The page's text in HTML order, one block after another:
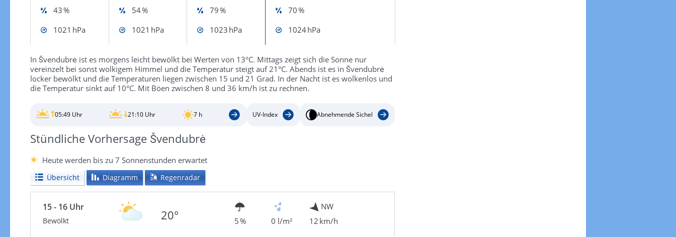
43 % 54 % 79 %
70 %
1021 hPa
1021 hPa 1023 hPa 1024 hPa
In Švendubrė ist es morgens leicht bewölkt bei Werten von 13°C. Mittags zeigt sich die Sonne nur
vereinzelt bei sonst wolkigem Himmel und die Temperatur steigt auf 21°C. Abends ist es in Švendubrė
locker bewölkt und die Temperaturen liegen zwischen 15 und 21 Grad. In der Nacht ist es wolkenlos und
die Temperatur sinkt auf 10°C. Mit Böen zwischen 8 und 36 km/h ist zu rechnen.
05:49 Uhr 21:10 Uhr 7 h UV-Index Abnehmende Sichel
Stündliche Vorhersage Švendubrė
Heute werden bis zu 7 Sonnenstunden erwartet
Übersicht Diagramm Regenradar
15 - 16 Uhr
Bewölkt 20° 5 % 0 l/m²
NW
12 km/h